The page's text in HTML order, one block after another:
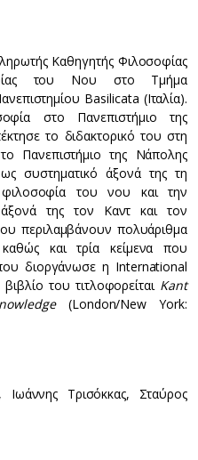
Καθηγητής Φιλοσοφίας
του Νου στο Τμήμα
Basilicata (Ιταλία).
στο Πανεπιστήμιο της
το διδακτορικό του στη
Πανεπιστήμιο της Νάπολης
συστηματικό άξονά της τη
του νου και την
της τον Καντ και τον
περιλαμβάνουν πολυάριθμα
και τρία κείμενα που
διοργάνωσε η International
του τιτλοφορείται Kant
(London/New York:
Τρισόκκας, Σταύρος